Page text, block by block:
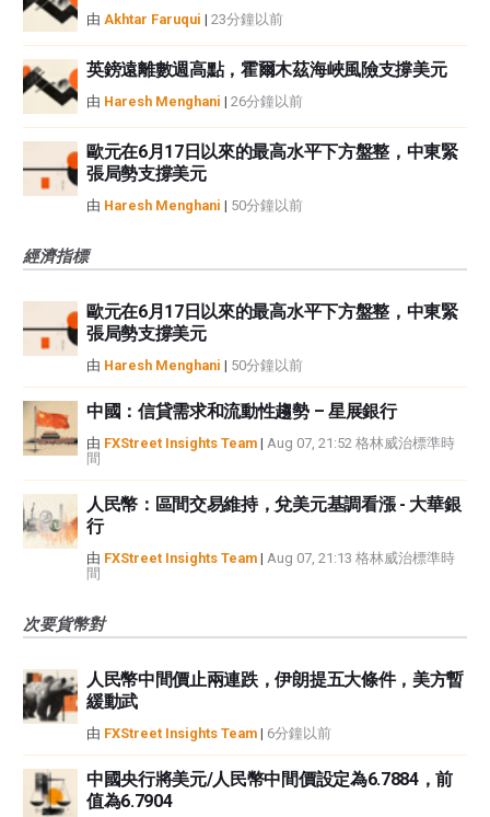
由 Akhtar Faruqui | 23分鐘以前
英鎊遠離數週高點，霍爾木茲海峽風險支撐美元
由 Haresh Menghani | 26分鐘以前
歐元在6月17日以來的最高水平下方盤整，中東緊
張局勢支撐美元
由 Haresh Menghani | 50分鐘以前
經濟指標
歐元在6月17日以來的最高水平下方盤整，中東緊
張局勢支撐美元
由 Haresh Menghani | 50分鐘以前
中國：信貸需求和流動性趨勢 – 星展銀行
由 FXStreet Insights Team | Aug 07, 21:52 格林威治標準時
間
人民幣：區間交易維持，兌美元基調看漲 - 大華銀
行
由 FXStreet Insights Team | Aug 07, 21:13 格林威治標準時
間
次要貨幣對
人民幣中間價止兩連跌，伊朗提五大條件，美方暫
緩動武
由 FXStreet Insights Team | 6分鐘以前
中國央行將美元/人民幣中間價設定為6.7884，前
值為6.7904